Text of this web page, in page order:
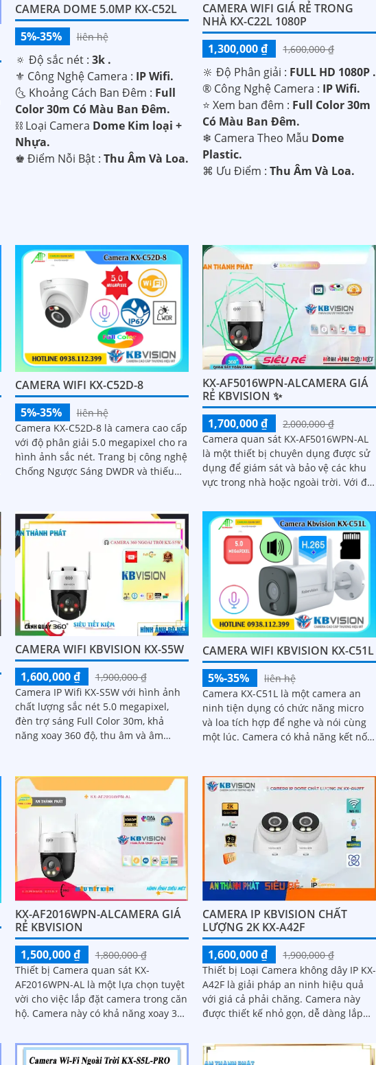
CAMERA DOME 5.0MP KX-C52L
5%-35%
liên hệ
🔅 Độ sắc nét : 3k .
⚜️ Công Nghệ Camera : IP Wifi.
🌜 Khoảng Cách Ban Đêm : Full
Color 30m Có Màu Ban Ðêm.
⛓ Loại Camera Dome Kim loại +
Nhựa.
️♚ Điểm Nỗi Bật : Thu Âm Và Loa.
CAMERA WIFI GIÁ RẺ TRONG
NHÀ KX-C22L 1080P
1,300,000 ₫
1,600,000 ₫
🔆 Độ Phân giải : FULL HD 1080P .
®️ Công Nghệ Camera : IP Wifi.
⭐ Xem ban đêm : Full Color 30m
Có Màu Ban Ðêm.
❄ Camera Theo Mẫu Dome
Plastic.
️⌘ Ưu Điểm :Thu Âm Và Loa.
CAMERA WIFI KX-C52D-8
5%-35%
liên hệ
Camera KX-C52D-8 là camera cao cấp
với độ phân giải 5.0 megapixel cho ra
hình ảnh sắc nét. Trang bị công nghệ
Chống Ngược Sáng DWDR và thiếu
KX-AF5016WPN-ALCAMERA GIÁ
RẺ KBVISION ✨
1,700,000 ₫
2,000,000 ₫
Camera quan sát KX-AF5016WPN-AL
là một thiết bị chuyên dụng được sử
dụng để giám sát và bảo vệ các khu
vực trong nhà hoặc ngoài trời. Với độ
tiên tiến, camera này cho phép bạn
xem hình ảnh rõ nét và chi tiết
CAMERA WIFI KBVISION KX-S5W
1,600,000 ₫
1,900,000 ₫
Camera IP Wifi KX-S5W với hình ảnh
chất lượng sắc nét 5.0 megapixel,
đèn trợ sáng Full Color 30m, khả
năng xoay 360 độ, thu âm và âm
CAMERA WIFI KBVISION KX-C51L
5%-35%
liên hệ
Camera KX-C51L là một camera an
ninh tiện dụng có chức năng micro
và loa tích hợp để nghe và nói cùng
một lúc. Camera có khả năng kết nối
KX-AF2016WPN-ALCAMERA GIÁ
RẺ KBVISION
1,500,000 ₫
1,800,000 ₫
Thiết bị Camera quan sát KX-
AF2016WPN-AL là một lựa chọn tuyệt
vời cho việc lắp đặt camera trong căn
hộ. Camera này có khả năng xoay 360
với độ phân giải FULL HD 1080P
CAMERA IP KBVISION CHẤT
LƯỢNG 2K KX-A42F
1,600,000 ₫
1,900,000 ₫
Thiết bị Loại Camera không dây IP KX-
A42F là giải pháp an ninh hiệu quả
với giá cả phải chăng. Camera này
được thiết kế nhỏ gọn, dễ dàng lắp